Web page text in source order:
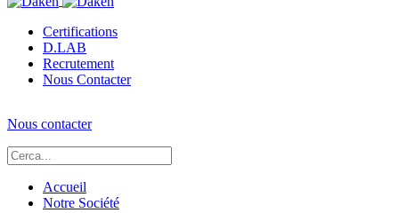
Certifications
D.LAB
Recrutement
Nous Contacter
Nous contacter
Accueil
Notre Société